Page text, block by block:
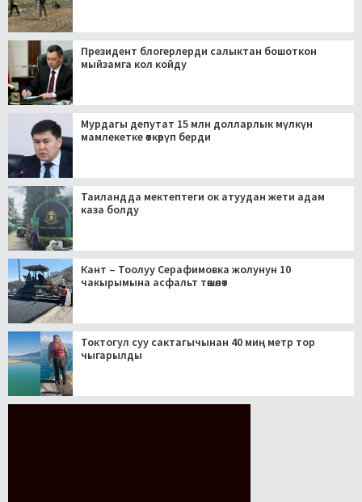
Президент блогерлерди салыктан бошоткон
мыйзамга кол койду
Мурдагы депутат 15 млн долларлык мүлкүн
мамлекетке өткөрүп берди
Таиландда мектептеги ок атуудан жети адам
каза болду
Кант – Тоолуу Серафимовка жолунун 10
чакырымына асфальт төшөлөт
Токтогул суу сактагычынан 40 миң метр тор
чыгарылды